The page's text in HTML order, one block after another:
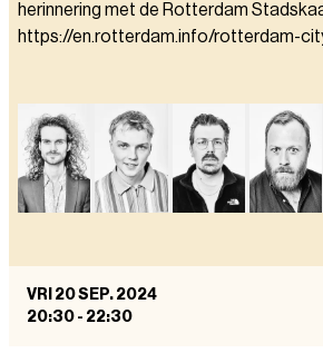
herinnering met de Rotterdam
https://en.rotterdam.info/rotterdam-
VRI 20 SEP. 2024
20:30 - 22:30